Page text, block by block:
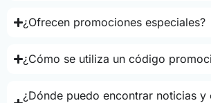
¿Ofrecen promociones especiales?
¿Cómo se utiliza un código
¿Dónde puedo encontrar noticias y